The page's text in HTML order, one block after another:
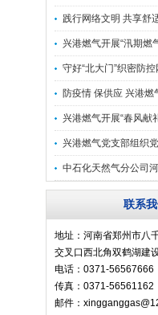
践行网络文明 共享舒
兴港燃气开展“汛期燃
练
守好“北大门”织密防
防疫情 保供应 兴港燃
障 确保安
兴港燃气开展“春风献
踏春行”主
兴港燃气党支部组织
影活动
中石化天然气分公司
副总经理张大
联系我
地址：河南省郑州市八
交叉口西北角双鹤湖建
电话：0371-56567666
传真：0371-56561162
邮件：